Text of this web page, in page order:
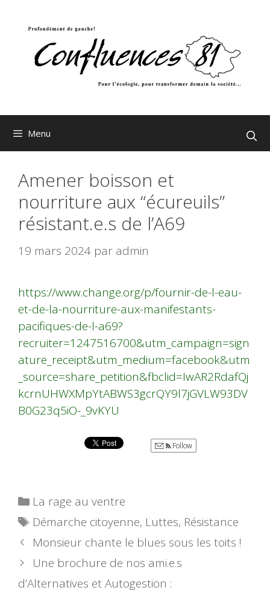
Menu
Amener boisson et
nourriture aux “écureuils”
résistant.e.s de l’A69
19 mars 2024 par admin
https://www.change.org/p/fournir-de-l-eau-
et-de-la-nourriture-aux-manifestants-
pacifiques-de-l-a69?
recruiter=1247516700&utm_campaign=sign
ature_receipt&utm_medium=facebook&utm
_source=share_petition&fbclid=IwAR2RdafQj
kcrnUHWXMpYtABWS3gcrQY9l7jGVLW93DV
B0G23q5iO-_9vKYU
Follow
Catégories
La rage au ventre
Étiquettes
Démarche citoyenne, Luttes, Résistance
Monsieur chante le blues sous les toits !
Une brochure de nos ami.e.s
d’Alternatives et Autogestion :